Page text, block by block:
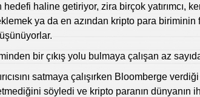
hedefi haline getiriyor, zira birçok yatırımcı,
ya da en azından kripto para biriminin
bir çıkış yolu bulmaya çalışan az
satmaya çalışırken Bloomberge
söyledi ve kripto paranın dünyanın